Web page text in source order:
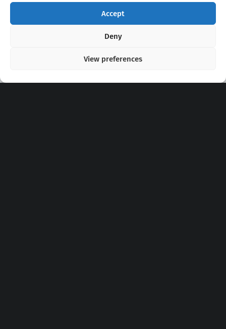
Accept
Deny
View preferences